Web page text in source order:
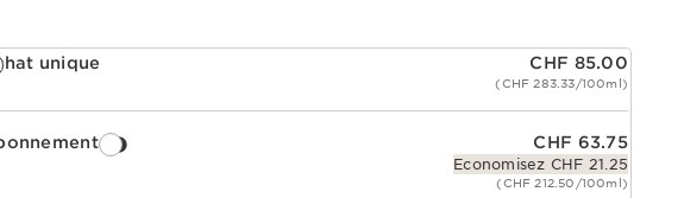
unique CHF 85.00
(CHF 283.33/100ml)
CHF 63.75
Economisez CHF 21.25
(CHF 212.50/100ml)